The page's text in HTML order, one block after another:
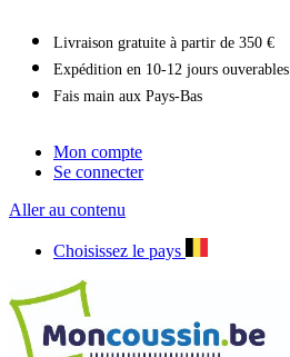
Livraison gratuite à partir de 350 €
Expédition en 10-12 jours ouverables
Fais main aux Pays-Bas
Mon compte
Se connecter
Aller au contenu
Choisissez le pays